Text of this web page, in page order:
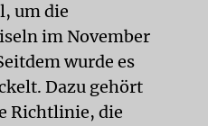
um die
im November
wurde es
Dazu gehört
Richtlinie, die